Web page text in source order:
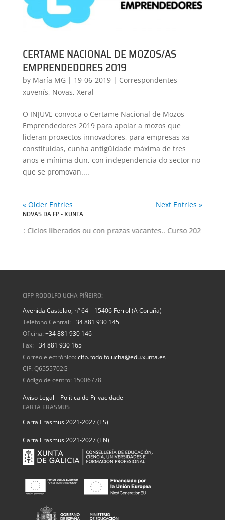
CERTAME NACIONAL DE MOZOS/AS
EMPRENDEDORES 2019
by María MG | 19-06-2019| Correspondentes
xuvenís, Novas, Xeral
O INJUVE convoca o Certame Nacional de Mozos
Emprendedores 2019 para apoiar a mozos que
lideran proxectos innovadores, para empresas xa
constituídas, cunha antigüidade máxima de tres
anos e mínima dun, con independencia do sector no
que se promovan....
« Older Entries Next Entries »
NOVAS DA FP - XUNTA
FP: Ciclos liberados ou con prazas vacantes.. Curso 2026-2027
CIFP RODOLFO UCHA PIÑEIRO:
Avenida Castelao, nº 64 – 15406 Ferrol (A Coruña)
Teléfono Central: +34 881 930 145
Oficina: +34 881 930 146
Fax: +34 881 930 165
Correo electrónico: cifp.rodolfo.ucha@edu.xunta.es
CIF: Q6555702G
Código de centro: 15006778
Aviso Legal – Política de Privacidade
CARTA ERASMUS
Carta Erasmus 2021-2027 (ES)
Carta Erasmus 2021-2027 (EN)